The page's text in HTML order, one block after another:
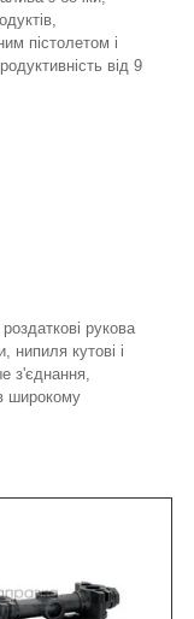
пістолетом і
від 9
рукова
нипиля кутові і
з'єднання,
широкому